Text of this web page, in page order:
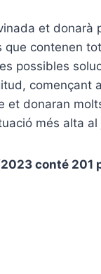
et donarà
que contenen
possibles
començant
et donaran
més alta
conté 201